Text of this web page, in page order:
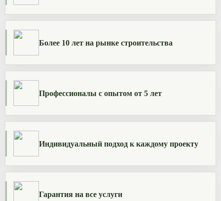
Более 10 лет на рынке строительства
Профессионалы с опытом от 5 лет
Индивидуальный подход к каждому проекту
Гарантия на все услуги